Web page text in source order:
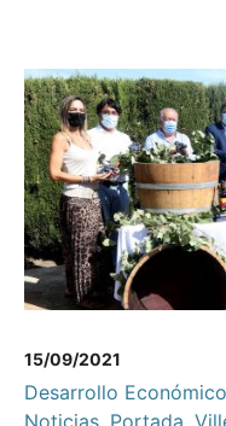
15/09/2021
Desarrollo